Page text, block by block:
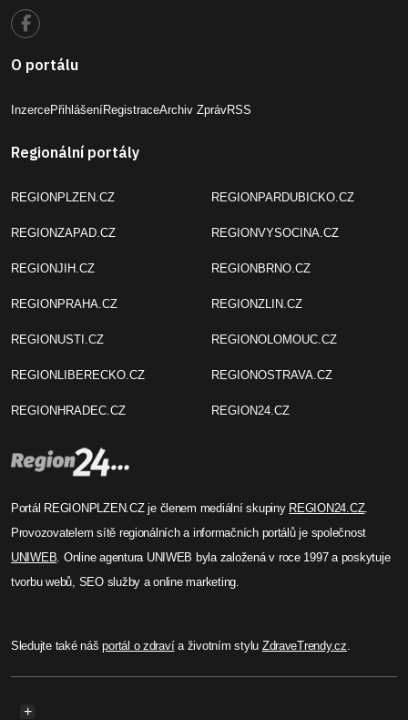
O portálu
InzercePřihlášeníRegistraceArchiv ZprávRSS
Regionální portály
REGIONPLZEN.CZ
REGIONZAPAD.CZ
REGIONJIH.CZ
REGIONPRAHA.CZ
REGIONUSTI.CZ
REGIONLIBERECKO.CZ
REGIONHRADEC.CZ
REGIONPARDUBICKO.CZ
REGIONVYSOCINA.CZ
REGIONBRNO.CZ
REGIONZLIN.CZ
REGIONOLOMOUC.CZ
REGIONOSTRAVA.CZ
REGION24.CZ
Portál REGIONPLZEN.CZ je členem mediální skupiny REGION24.CZ.
Provozovatelem sítě regionálních a informačních portálů je společnost
UNIWEB . Online agentura UNIWEB byla založená v roce 1997 a poskytuje
tvorbu webů, SEO služby a online marketing.
Sledujte také nášportál o zdravía životním stylu ZdraveTrendy.cz
+